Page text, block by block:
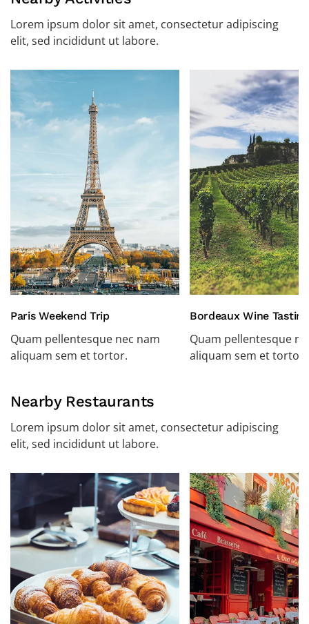
Lorem ipsum dolor sit amet, consectetur adipiscing
elit, sed incididunt ut labore.
Paris Weekend Trip
Quam pellentesque nec nam
aliquam sem et tortor.
Bordeaux Wine Tasting
Quam pellentesque
aliquam sem et tortor.
Nearby Restaurants
Lorem ipsum dolor sit amet, consectetur adipiscing
elit, sed incididunt ut labore.